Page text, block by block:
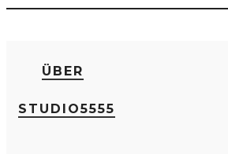
ÜBER
STUDIO5555